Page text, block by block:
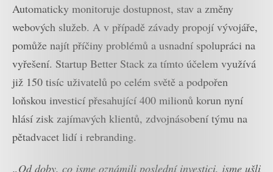
Automaticky monitoruje dostupnost, stav a změny
webových služeb. A v případě závady propojí vývojáře,
pomůže najít příčiny problémů a usnadní spolupráci na
vyřešení. Startup Better Stack za tímto účelem využívá
již 150 tisíc uživatelů po celém světě a podpořen
loňskou investicí přesahující 400 milionů korun nyní
hlásí zisk zajímavých klientů, zdvojnásobení týmu na
pětadvacet lidí i rebranding.
„Od doby, co jsme oznámili poslední investici, jsme ušli